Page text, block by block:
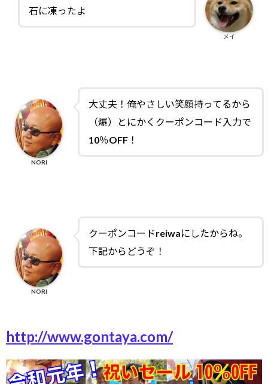
石に凍ったよ
メイ
大丈夫！俺やさしい笑顔持ってるから
（爆）とにかくクーポンコード入力で
10％OFF！
NORI
クーポンコードreiwaにしたからね。
下記からどうぞ！
NORI
http://www.gontaya.com/